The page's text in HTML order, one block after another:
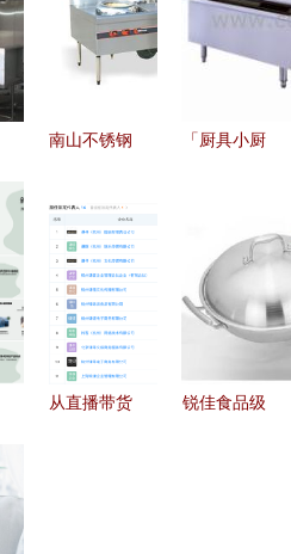
南山不锈钢
家 品质厨
具与卫具的
专业之选
「厨具小厨
厨房的革命
性之选
从直播带货
锐佳食品级